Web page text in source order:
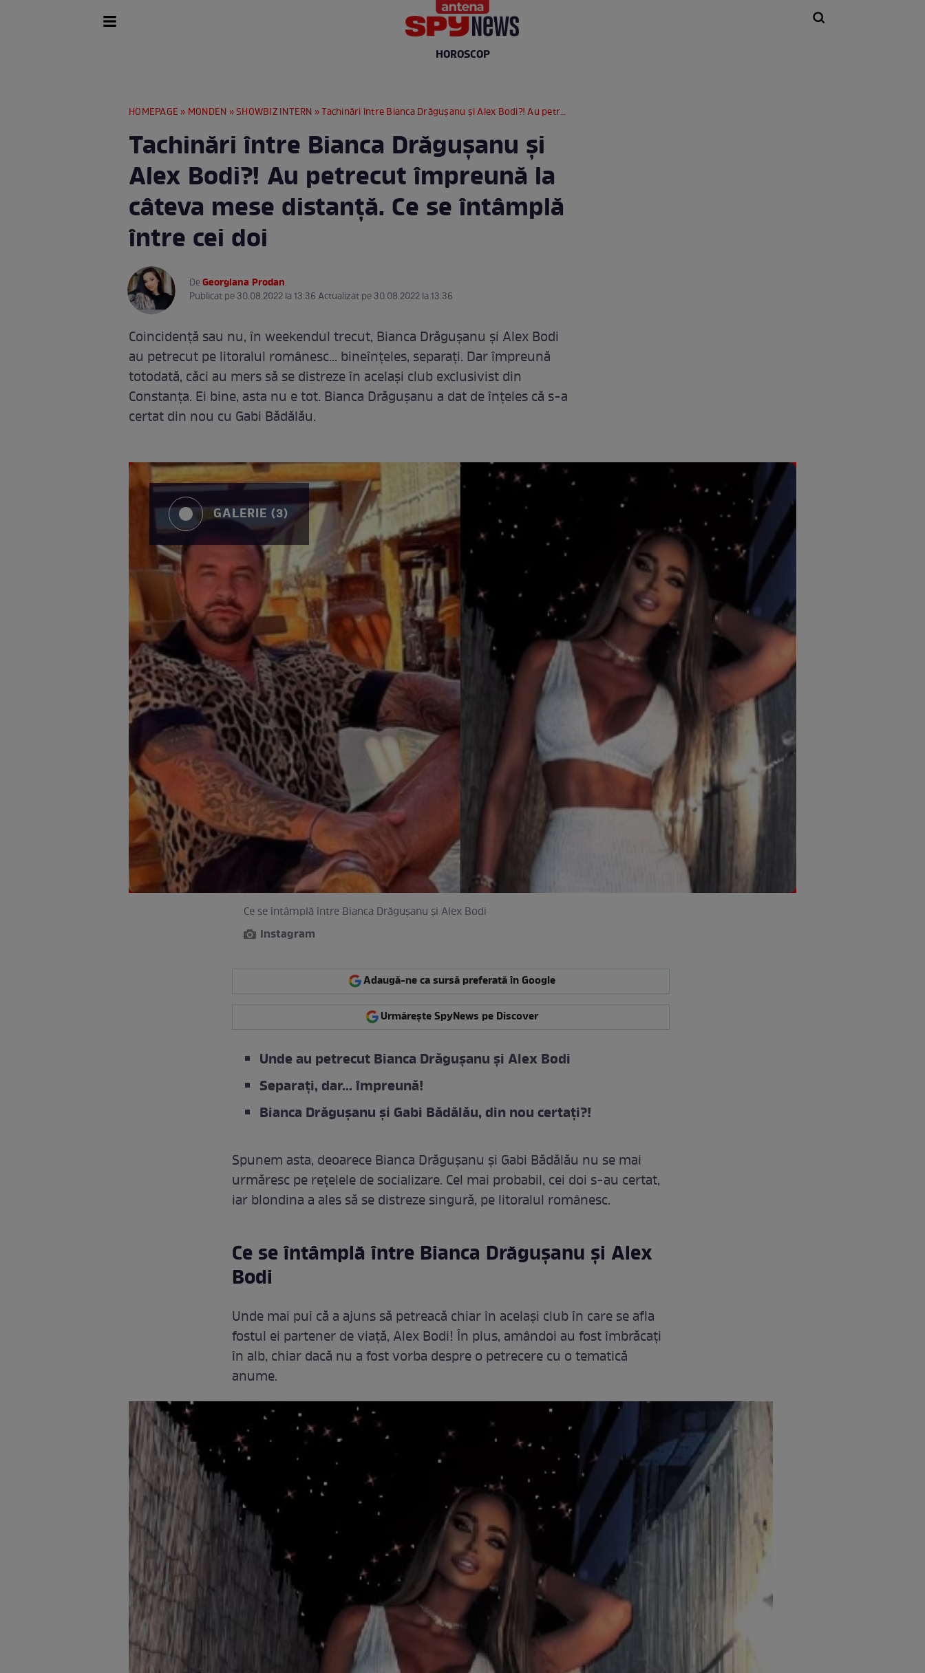
HOROSCOP
HOMEPAGE » MONDEN »SHOWBIZ INTERN » Tachinări între Bianca Drăgușanu și Alex Bodi?! Au petrecut împreună la câteva mese distanță. Ce se întâmplă între cei doi
Tachinări între Bianca Drăgușanu și
Alex Bodi?! Au petrecut împreună la
câteva mese distanță. Ce se întâmplă
între cei doi
DeGeorgiana Prodan.
Publicat pe 30.08.2022 la 13:36 Actualizat pe 30.08.2022 la 13:36
Coincidență sau nu, în weekendul trecut, Bianca Drăgușanu și Alex Bodi
au petrecut pe litoralul românesc... bineînțeles, separați. Dar împreună
totodată, căci au mers să se distreze în același club exclusivist din
Constanța. Ei bine, asta nu e tot. Bianca Drăgușanu a dat de înțeles că s-a
certat din nou cu Gabi Bădălău.
GALERIE (3)
Ce se întâmplă între Bianca Drăgușanu și Alex Bodi
Instagram
Adaugă-ne ca sursă preferată în Google
Urmărește SpyNews pe Discover
Unde au petrecut Bianca Drăgușanu și Alex Bodi
Separați, dar... împreună!
Bianca Drăgușanu și Gabi Bădălău, din nou certați?!
Spunem asta, deoarece Bianca Drăgușanu și Gabi Bădălău nu se mai
urmăresc pe rețelele de socializare. Cel mai probabil, cei doi s-au certat,
iar blondina a ales să se distreze singură, pe litoralul românesc.
Ce se întâmplă între Bianca Drăgușanu și Alex
Bodi
Unde mai pui că a ajuns să petreacă chiar în același club în care se afla
fostul ei partener de viață, Alex Bodi! În plus, amândoi au fost îmbrăcaţi
în alb, chiar dacă nu a fost vorba despre o petrecere cu o tematică
anume.